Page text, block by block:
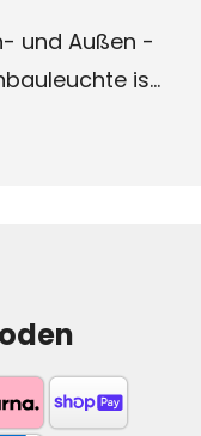
und Außen -
ist